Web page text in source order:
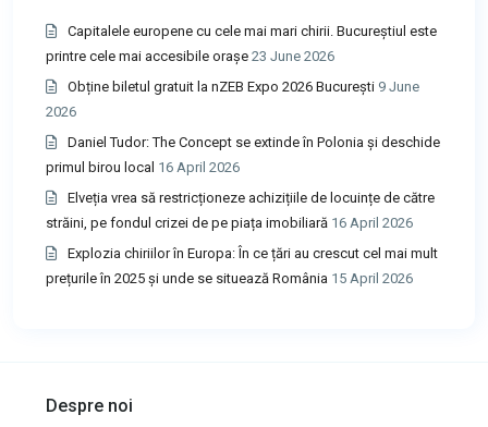
Capitalele europene cu cele mai mari chirii. Bucureștiul este
printre cele mai accesibile orașe 23 June 2026
Obține biletul gratuit la nZEB Expo 2026 București 9 June
2026
Daniel Tudor: The Concept se extinde în Polonia și deschide
primul birou local 16 April 2026
Elveția vrea să restricționeze achizițiile de locuințe de către
străini, pe fondul crizei de pe piața imobiliară 16 April 2026
Explozia chiriilor în Europa: În ce țări au crescut cel mai mult
prețurile în 2025 și unde se situează România 15 April 2026
Despre noi